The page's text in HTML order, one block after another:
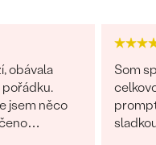
obávala
pořádku.
jsem něco
Som
promptná. Tovar prišiel pekne